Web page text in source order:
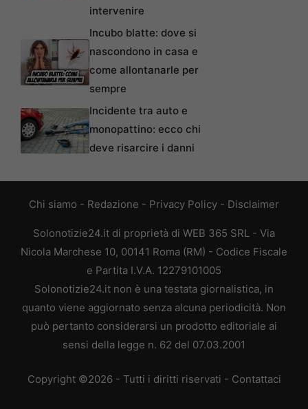
intervenire
Incubo blatte: dove si
nascondono in casa e
come allontanarle per
sempre
Incidente tra auto e
monopattino: ecco chi
deve risarcire i danni
Chi siamo - Redazione - Privacy Policy - Disclaimer
Solonotizie24.it di proprietà di WEB 365 SRL - Via
Nicola Marchese 10, 00141 Roma (RM) - Codice Fiscale
e Partita I.V.A. 12279101005
Solonotizie24.it non è una testata giornalistica, in
quanto viene aggiornato senza alcuna periodicità. Non
può pertanto considerarsi un prodotto editoriale ai
sensi della legge n. 62 del 07.03.2001
Copyright ©2026 - Tutti i diritti riservati - Contattaci